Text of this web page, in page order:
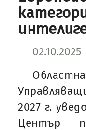
02.10.2025
2027 г.
Център